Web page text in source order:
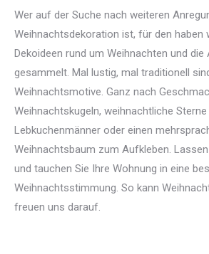
Wer auf der Suche nach weiteren
Weihnachtsdekoration ist, für den haben
Dekoideen rund um Weihnachten und
gesammelt. Mal lustig, mal traditionell
Weihnachtsmotive. Ganz nach
Weihnachtskugeln, weihnachtliche Sterne
Lebkuchenmänner oder einen
Weihnachtsbaum zum Aufkleben.
und tauchen Sie Ihre Wohnung in eine
Weihnachtsstimmung. So kann
freuen uns darauf.